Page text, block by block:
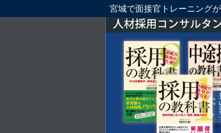
宮城で面接官トレーニング